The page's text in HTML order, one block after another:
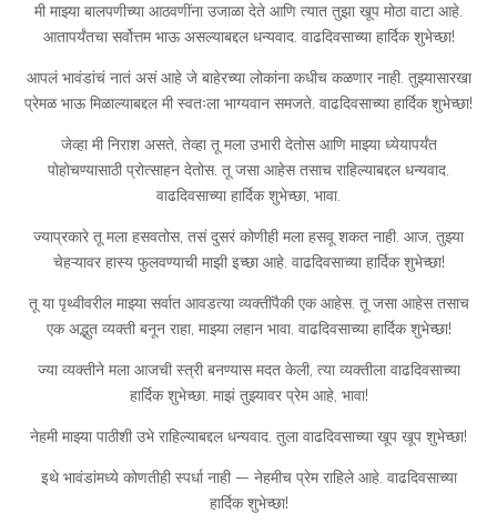
मी माझ्या बालपणीच्या आठवणींना उजाळा देते आणि त्यात तुझा खूप मोठा वाटा आहे.
आतापर्यंतचा सर्वोत्तम भाऊ असल्याबद्दल धन्यवाद. वाढदिवसाच्या हार्दिक शुभेच्छा!
आपलं भावंडांचं नातं असं आहे जे बाहेरच्या लोकांना कधीच कळणार नाही. तुझ्यासारखा
प्रेमळ भाऊ मिळाल्याबद्दल मी स्वतःला भाग्यवान समजते. वाढदिवसाच्या हार्दिक शुभेच्छा!
जेव्हा मी निराश असते, तेव्हा तू मला उभारी देतोस आणि माझ्या ध्येयापर्यंत
पोहोचण्यासाठी प्रोत्साहन देतोस. तू जसा आहेस तसाच राहिल्याबद्दल धन्यवाद.
वाढदिवसाच्या हार्दिक शुभेच्छा, भावा.
ज्याप्रकारे तू मला हसवतोस, तसं दुसरं कोणीही मला हसवू शकत नाही. आज, तुझ्या
चेहऱ्यावर हास्य फुलवण्याची माझी इच्छा आहे. वाढदिवसाच्या हार्दिक शुभेच्छा!
तू या पृथ्वीवरील माझ्या सर्वात आवडत्या व्यक्तींपैकी एक आहेस. तू जसा आहेस तसाच
एक अद्भुत व्यक्ती बनून राहा, माझ्या लहान भावा. वाढदिवसाच्या हार्दिक शुभेच्छा!
ज्या व्यक्तीने मला आजची स्त्री बनण्यास मदत केली, त्या व्यक्तीला वाढदिवसाच्या
हार्दिक शुभेच्छा. माझं तुझ्यावर प्रेम आहे, भावा!
नेहमी माझ्या पाठीशी उभे राहिल्याबद्दल धन्यवाद. तुला वाढदिवसाच्या खूप खूप शुभेच्छा!
इथे भावंडांमध्ये कोणतीही स्पर्धा नाही — नेहमीच प्रेम राहिले आहे. वाढदिवसाच्या
हार्दिक शुभेच्छा!